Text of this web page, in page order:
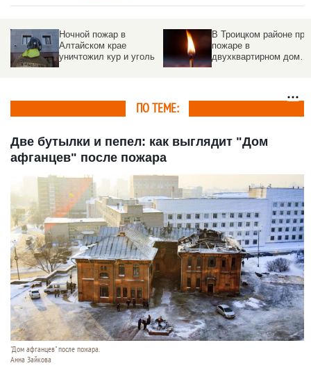
За проект
восстановления
сгоревшего "Дома
афганцев" заплатят 7,2
В Барнауле у
сгоревшего "Дома
афганцев" провели
первый после пожара
ПО ТЕМЕ:
Две бутылки и пепел: как выглядит "Дом
афганцев" после пожара
"Дом афганцев" после пожара.
Анна Зайкова